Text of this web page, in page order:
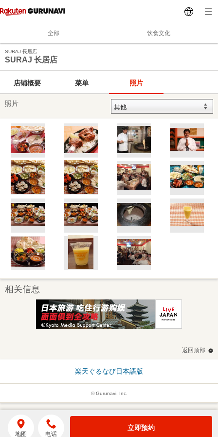
全部 饮食文化
SURAJ 長居店
SURAJ 长居店
店铺概要 菜单 照片
照片
相关信息
返回顶部
楽天ぐるなび日本語版
© Gurunavi, Inc.
地图 电话
立即预约